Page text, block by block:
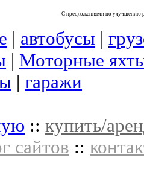
С предложениями по улучшению
| автобусы |
| Моторные
| гаражи
:: купить/
сайтов ::